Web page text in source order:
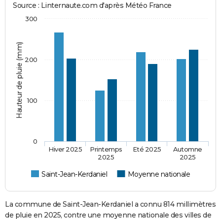
Hauteur de pluie (mm)
Source : Linternaute.com d'après Météo France
Saint-Jean-Kerdaniel Moyenne nationale
Hiver 2025
Printemps
2025
Eté 2025
Automne
2025
0
100
200
300
La commune de Saint-Jean-Kerdaniel a connu 814 millimètres
de pluie en 2025, contre une moyenne nationale des villes de